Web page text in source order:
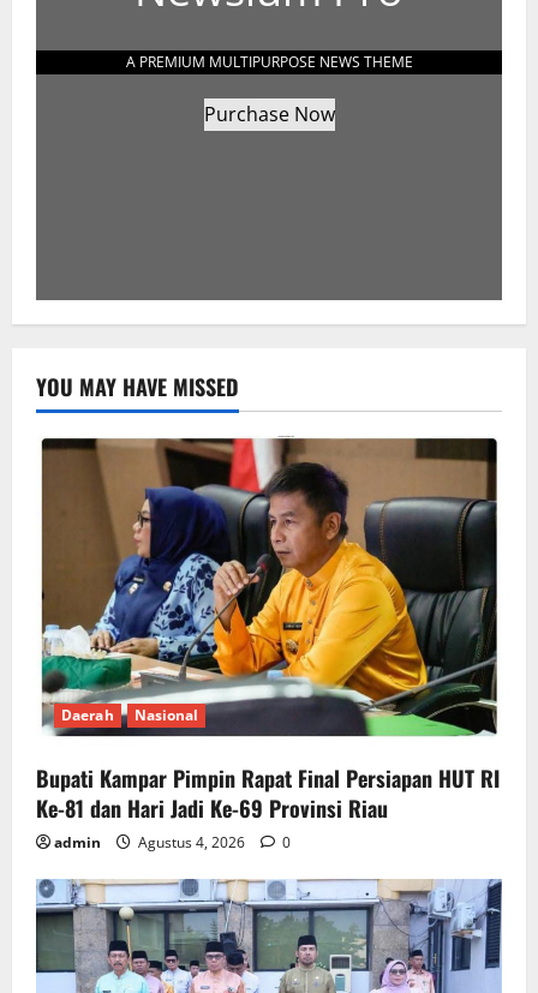
A PREMIUM MULTIPURPOSE NEWS THEME
Purchase Now
YOU MAY HAVE MISSED
Daerah Nasional
Bupati Kampar Pimpin Rapat Final Persiapan HUT RI
Ke-81 dan Hari Jadi Ke-69 Provinsi Riau
admin Agustus 4, 2026 0